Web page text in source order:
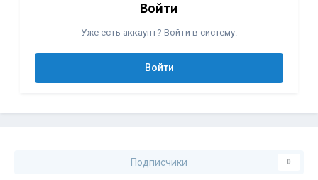
Войти
Уже есть аккаунт? Войти в систему.
Войти
Подписчики 0